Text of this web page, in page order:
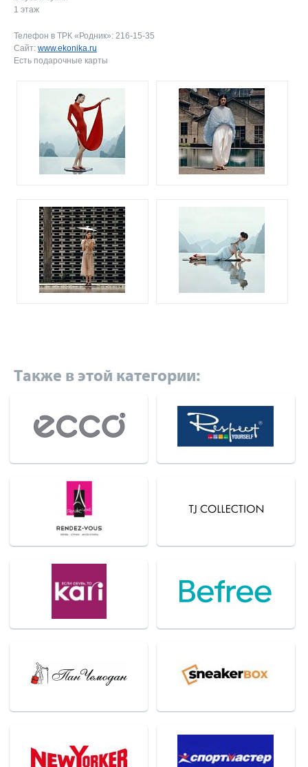
1 этаж
Телефон в ТРК «Родник»: 216-15-35
Сайт: www.ekonika.ru
Есть подарочные карты
Также в этой категории: